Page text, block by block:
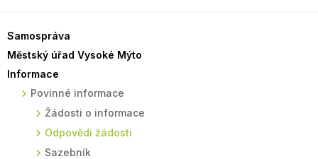
Samospráva
Městský úřad Vysoké Mýto
Informace
Povinné informace
Žádosti o informace
Odpovědi žádosti
Sazebník